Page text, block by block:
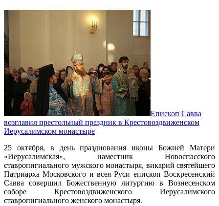
Епископ Савва
возглавил престольный праздник в Крестовоздвиженском
Иерусалимском монастыре
25 октября, в день празднования иконы Божией Матери
«Иерусалимская», наместник Новоспасского
ставропигиального мужского монастыря, викарий святейшего
Патриарха Московского и всея Руси епископ Воскресенский
Савва совершил Божественную литургию в Вознесенском
соборе Крестовоздвиженского Иерусалимского
ставропигиального женского монастыря.